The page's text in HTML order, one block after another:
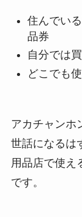
住んでい
品券
自分では
どこでも
アカチャンホ
世話になるは
用品店で使え
です。